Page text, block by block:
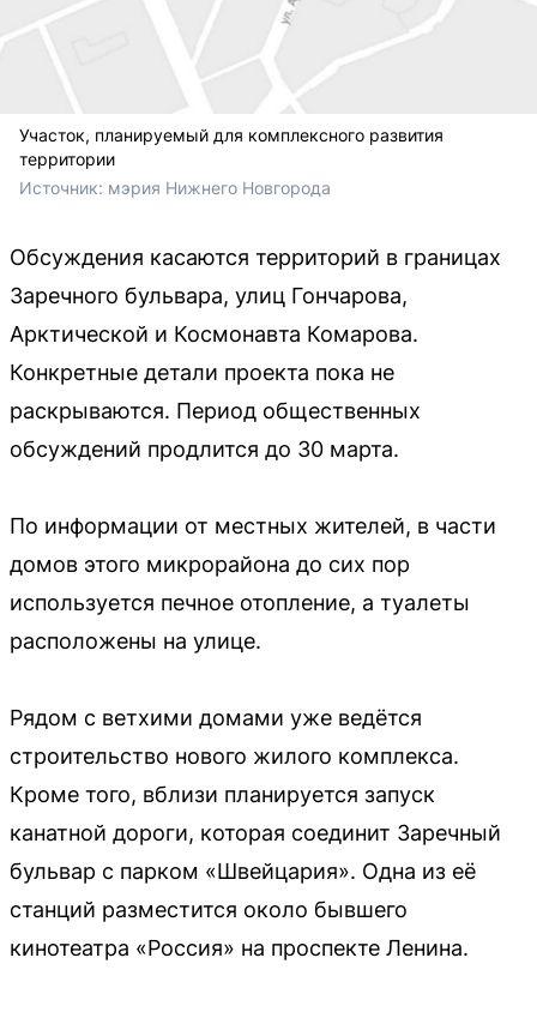
Участок, планируемый для комплексного развития
территории
Источник: мэрия Нижнего Новгорода
Обсуждения касаются территорий в границах
Заречного бульвара, улиц Гончарова,
Арктической и Космонавта Комарова.
Конкретные детали проекта пока не
раскрываются. Период общественных
обсуждений продлится до 30 марта.
По информации от местных жителей, в части
домов этого микрорайона до сих пор
используется печное отопление, а туалеты
расположены на улице.
Рядом с ветхими домами уже ведётся
строительство нового жилого комплекса.
Кроме того, вблизи планируется запуск
канатной дороги, которая соединит Заречный
бульвар с парком «Швейцария». Одна из её
станций разместится около бывшего
кинотеатра «Россия» на проспекте Ленина.